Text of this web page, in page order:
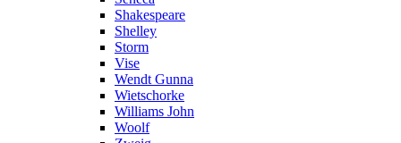
Shakespeare
Shelley
Storm
Vise
Wendt Gunna
Wietschorke
Williams John
Woolf